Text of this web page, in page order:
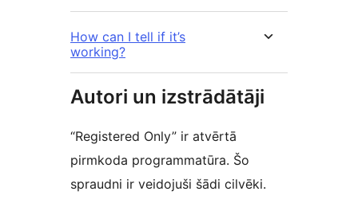
How can I tell if it’s
working?
Autori un izstrādātāji
“Registered Only” ir atvērtā
pirmkoda programmatūra. Šo
spraudni ir veidojuši šādi cilvēki.